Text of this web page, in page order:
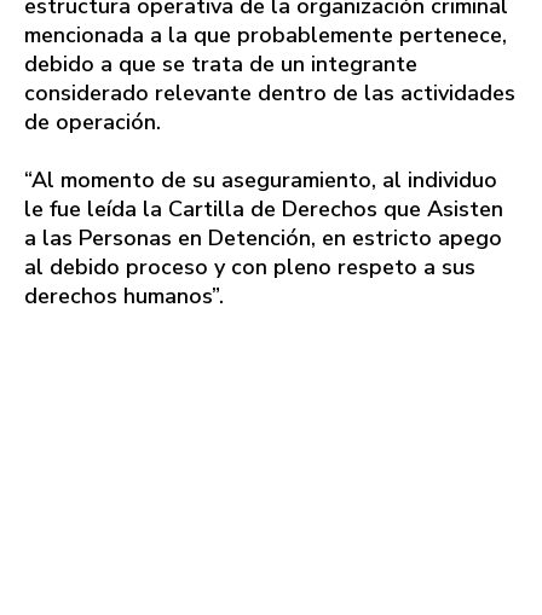
estructura operativa de la organización criminal
mencionada a la que probablemente pertenece,
debido a que se trata de un integrante
considerado relevante dentro de las actividades
de operación.
“Al momento de su aseguramiento, al individuo
le fue leída la Cartilla de Derechos que Asisten
a las Personas en Detención, en estricto apego
al debido proceso y con pleno respeto a sus
derechos humanos”.